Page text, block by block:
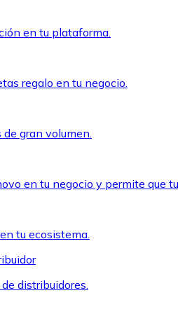
en tu plataforma.
regalo en tu negocio.
gran volumen.
en tu negocio y permite que
tu ecosistema.
distribuidores.